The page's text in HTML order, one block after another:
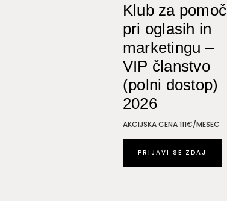
Klub za pomoč
pri oglasih in
marketingu –
VIP članstvo
(polni dostop)
2026
AKCIJSKA CENA 111€/MESEC
PRIJAVI SE ZDAJ